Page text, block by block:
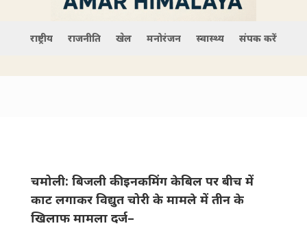
राष्ट्रीय राजनीति खेल मनोरंजन स्वास्थ्य संपर्क करें
चमोली: बिजली की इनकमिंग केबिल पर बीच में
काट लगाकर विद्युत चोरी के मामले में तीन के
खिलाफ मामला दर्ज–